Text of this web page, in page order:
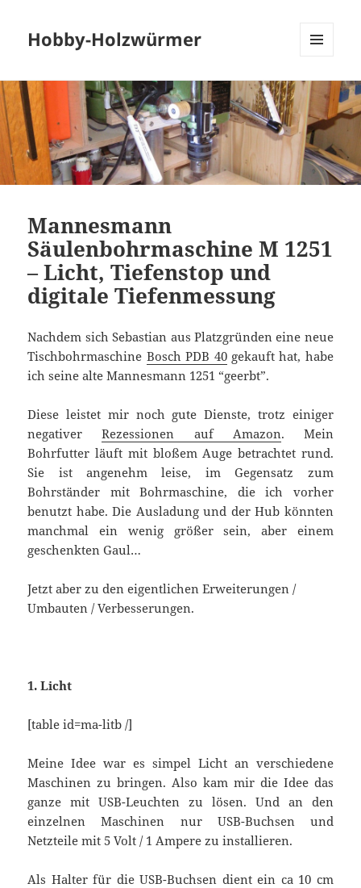
Hobby-Holzwürmer
WIDGETS
Mannesmann
Säulenbohrmaschine M 1251
– Licht, Tiefenstop und
digitale Tiefenmessung
Nachdem sich Sebastian aus Platzgründen eine neue
Tischbohrmaschine Bosch PDB 40gekauft hat, habe
ich seine alte Mannesmann 1251 “geerbt”.
Diese leistet mir noch gute Dienste, trotz einiger
negativerRezessionen auf Amazon. Mein
Bohrfutter läuft mit bloßem Auge betrachtet rund.
Sie ist angenehm leise, im Gegensatz zum
Bohrständer mit Bohrmaschine, die ich vorher
benutzt habe. Die Ausladung und der Hub könnten
manchmal ein wenig größer sein, aber einem
geschenkten Gaul…
Jetzt aber zu den eigentlichen Erweiterungen /
Umbauten / Verbesserungen.
1. Licht
[table id=ma-litb /]
Meine Idee war es simpel Licht an verschiedene
Maschinen zu bringen. Also kam mir die Idee das
ganze mit USB-Leuchten zu lösen. Und an den
einzelnen Maschinen nur USB-Buchsen und
Netzteile mit 5 Volt / 1 Ampere zu installieren.
Als Halter für die USB-Buchsen dient ein ca 10 cm